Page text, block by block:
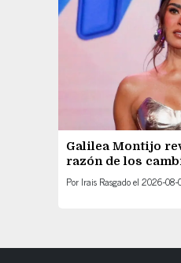
Galilea Montijo
razón de los
Por Irais Rasgadoel 2026-08-